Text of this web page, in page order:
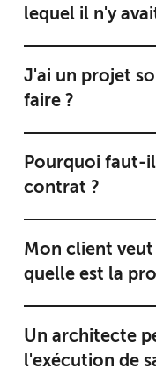
lequel il n'y
J'ai un projet
faire ?
Pourquoi faut-
contrat ?
Mon client
quelle est la
Un architecte
l'exécution de